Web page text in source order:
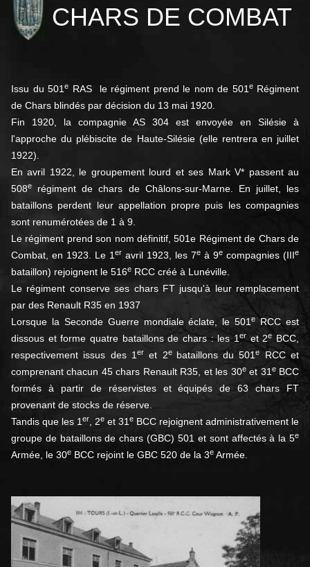
CHARS DE COMBAT
Issu du 501 e RAS le régiment prend le nom de 501 eRégiment
de Chars blindés par décision du 13 mai 1920.
Fin 1920, la compagnie AS 304 est envoyée en Silésie à
l'approche du plébiscite de Haute-Silésie (elle rentrera en juillet
1922).
En avril 1922, le groupement lourd et ses Mark V* passent au
508e
régiment de chars de Châlons-sur-Marne. En juillet, les
bataillons perdent leur appellation propre puis les compagnies
sont renumérotées de 1 à 9.
Le régiment prend son nom définitif, 501e Régiment de Chars de
Combat, en 1923. Le 1 er avril 1923, les 7e à 9e compagnies (IIIe
bataillon) rejoignent le 516e RCC créé à Lunéville.
Le régiment conserve ses chars FT jusqu'à leur remplacement
par des Renault R35 en 1937
Lorsque la Seconde Guerre mondiale éclate, le 501e RCC est
dissous et forme quatre bataillons de chars : les 1er et 2e BCC,
respectivement issus des 1 eret 2e bataillons du 501e
RCC et
comprenant chacun 45 chars Renault R35, et les 30eet 31 eBCC
formés à partir de réservistes et équipés de 63 chars FT
provenant de stocks de réserve.
Tandis que les 1 er , 2e et 31 e BCC rejoignent administrativement le
groupe de bataillons de chars (GBC) 501 et sont affectés à la 5e
Armée, le 30e BCC rejoint le GBC 520 de la 3e Armée.